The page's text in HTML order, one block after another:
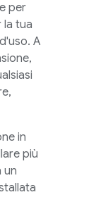
per
la tua
A
,
in
più
un